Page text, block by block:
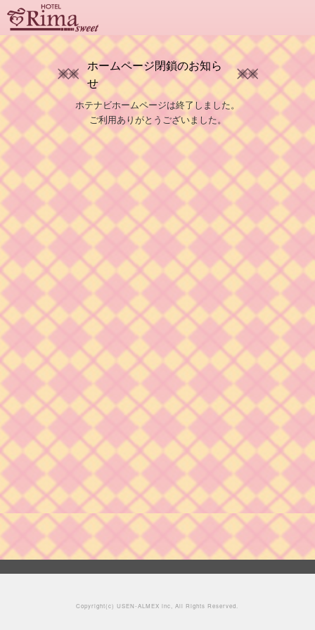
ホームページ閉鎖のお知ら
せ
ホテナビホームページは終了しました。
ご利用ありがとうございました。
Copyright(c)USEN-ALMEX inc, All Rights Reserved.